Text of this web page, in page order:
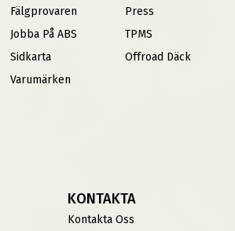
Fälgprovaren
Jobba På ABS
Sidkarta
Varumärken
Press
TPMS
Offroad Däck
KONTAKTA
Kontakta Oss